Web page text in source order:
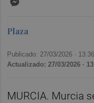
Plaza
Publicado: 27/03/2026 · 13:36
Actualizado: 27/03/2026 ·
MURCIA. Murcia